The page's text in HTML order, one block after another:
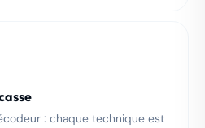
: chaque technique est